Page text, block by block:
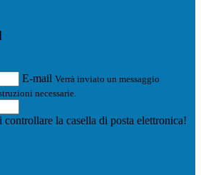
E-mail Verrà inviato un messaggio
necessarie.
la casella di posta elettronica!